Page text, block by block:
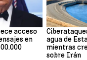
acceso
en
Guerra Irán
agua de
mientras
sobre Irán